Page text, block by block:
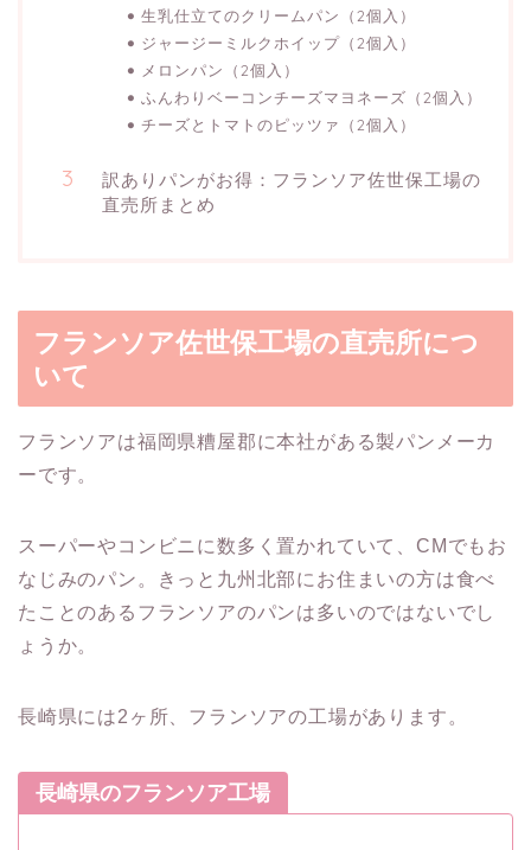
生乳仕立てのクリームパン（2個入）
ジャージーミルクホイップ（2個入）
メロンパン（2個入）
ふんわりベーコンチーズマヨネーズ（2個入）
チーズとトマトのピッツァ（2個入）
訳ありパンがお得：フランソア佐世保工場の
直売所まとめ
フランソア佐世保工場の直売所につ
いて
フランソアは福岡県糟屋郡に本社がある製パンメーカ
ーです。
スーパーやコンビニに数多く置かれていて、CMでもお
なじみのパン。きっと九州北部にお住まいの方は食べ
たことのあるフランソアのパンは多いのではないでし
ょうか。
長崎県には2ヶ所、フランソアの工場があります。
長崎県のフランソア工場